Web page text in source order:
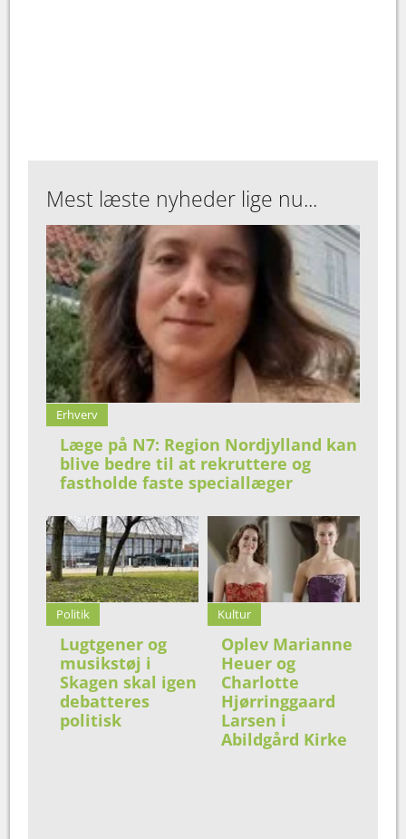
Mest læste nyheder lige nu...
Erhverv
Læge på N7: Region Nordjylland kan
blive bedre til at rekruttere og
fastholde faste speciallæger
Politik
Lugtgener og
musikstøj i
Skagen skal igen
debatteres
politisk
Kultur
Oplev Marianne
Heuer og
Charlotte
Hjørringgaard
Larsen i
Abildgård Kirke